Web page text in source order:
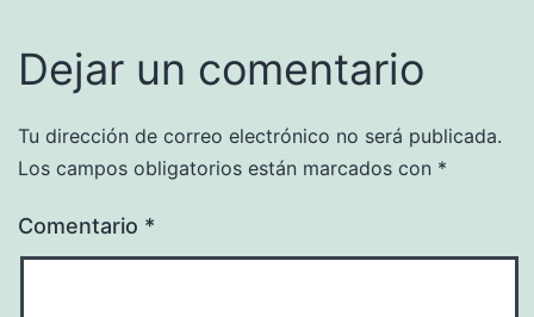
Dejar un comentario
Tu dirección de correo electrónico no será publicada.
Los campos obligatorios están marcados con *
Comentario *